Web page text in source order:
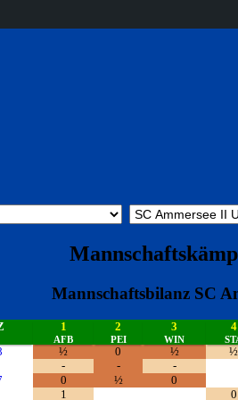
Mannschaftsbilanz SC
1
AFB
2
PEI
3
WIN
4
½ 0 ½ ½
- - -
0 ½ 0
1 0